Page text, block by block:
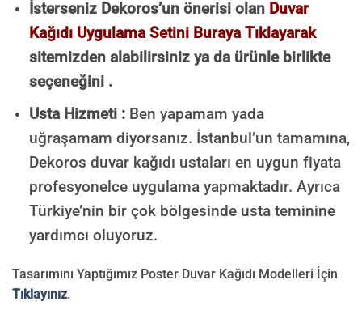
İsterseniz Dekoros’un önerisi olan Duvar
Kağıdı Uygulama Setini Buraya Tıklayarak
sitemizden alabilirsiniz ya da ürünle birlikte
seçeneğini .
Usta Hizmeti :Ben yapamam yada
uğraşamam diyorsanız. İstanbul’un tamamına,
Dekoros duvar kağıdı ustaları en uygun fiyata
profesyonelce uygulama yapmaktadır. Ayrıca
Türkiye’nin bir çok bölgesinde usta teminine
yardımcı oluyoruz.
Tasarımını Yaptığımız Poster Duvar Kağıdı Modelleri İçin
Tıklayınız.